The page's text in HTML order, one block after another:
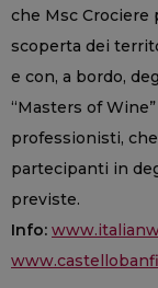
che Msc Crociere
scoperta dei
e con, a bordo,
“Masters of
professionisti,
partecipanti in
previste.
Info: